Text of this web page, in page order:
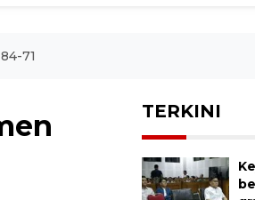
71
TERKINI